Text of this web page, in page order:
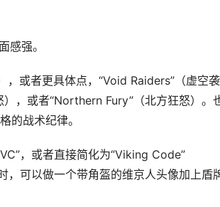
感强。
，或者更具体点，“Void Raiders”（虚空
，或者“Northern Fury”（北方狂怒）。
的战术纪律。
，或者直接简化为“Viking Code”
，可以做一个带角盔的维京人头像加上盾